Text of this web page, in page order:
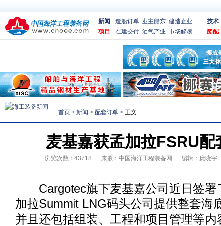
新闻 造船订单 业主船东 建造企业
项目
在建交付 油气产业 市场解读
技术
船配
首页 > 新闻 > 配套订单 > 正文
麦基嘉获孟加拉FSRU配
浏览次数： 43718 来源： 中国海洋工程装备网 编辑：庞晓宇
Cargotec旗下麦基嘉公司近日签署
加拉Summit LNG码头公司提供整套海
并且还包括组装、工程和项目管理等内